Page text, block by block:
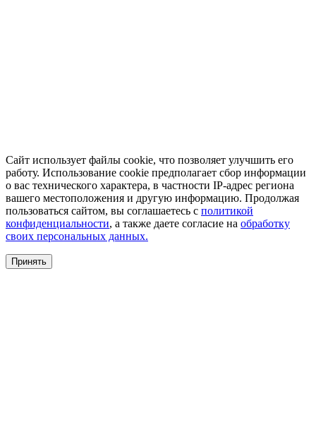
Сайт использует файлы cookie, что позволяет улучшить его
работу. Использование cookie предполагает сбор информации
о вас технического характера, в частности IP-адрес региона
вашего местоположения и другую информацию. Продолжая
пользоваться сайтом, вы соглашаетесь с политикой
конфиденциальности, а также даете согласие на обработку
своих персональных данных.
Принять